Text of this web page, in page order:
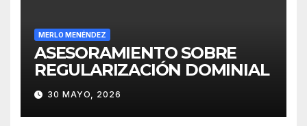
MERLO MENÉNDEZ
ASESORAMIENTO SOBRE
REGULARIZACIÓN DOMINIAL
30 MAYO, 2026